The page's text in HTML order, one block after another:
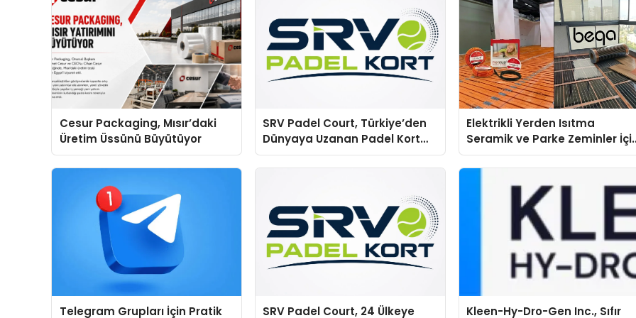
Cesur Packaging, Mısır’daki
Üretim Üssünü Büyütüyor
SRV Padel Court, Türkiye’den
Dünyaya Uzanan Padel Kort
Üretiminde Güvenin Adresi
Elektrikli Yerden Isıtma
Seramik ve Parke Zeminler
En Verimli Çözümler
Telegram Grupları İçin Pratik SRV Padel Court, 24 Ülkeye Kleen-Hy-Dro-Gen Inc., Sıfır